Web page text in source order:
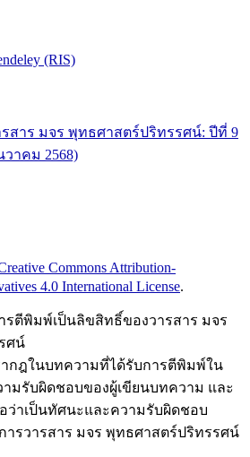
(RIS)
รสาร มจร พุทธศาสตร์ปริทรรศน์: ปีที่ 9
าคม 2568)
Commons Attribution-
4.0 International License.
ตีพิมพ์เป็นลิขสิทธิ์ของวารสาร มจร
ศน์
กฎในบทความที่ได้รับการตีพิมพ์ใน
ามรับผิดชอบของผู้เขียนบทความ และ
ว่าเป็นทัศนะและความรับผิดชอบ
รวารสาร มจร พุทธศาสตร์ปริทรรศน์